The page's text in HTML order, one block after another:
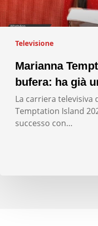
Televisione
Marianna
bufera: ha già
La carriera televisiva
Temptation Island
successo con…